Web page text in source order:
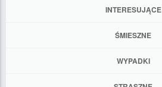
INTERESUJĄCE
ŚMIESZNE
WYPADKI